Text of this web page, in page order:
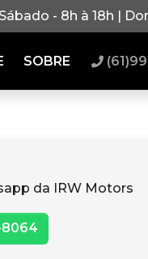
- 8h à 18h |
SOBRE
da IRW Motors
8064